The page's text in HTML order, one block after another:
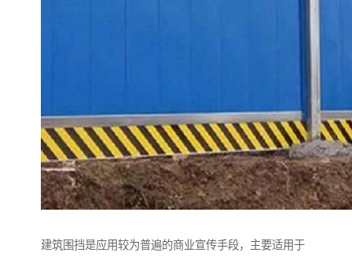
建筑围挡是应用较为普遍的商业宣传手段，主要适用于